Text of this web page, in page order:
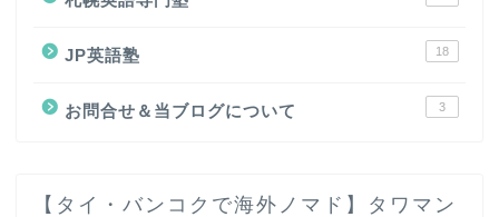
JP英語塾 18
お問合せ＆当ブログについて 3
【タイ・バンコクで海外ノマド】タワマン